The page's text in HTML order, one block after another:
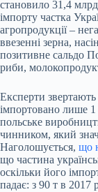
становило 31,4
імпорту частка
агропродукції –
ввезенні зерна,
позитивне сальдо
риби,
Експерти
імпортовано лише 1
польське
чинником, який
Наголошується, що
що частина
оскільки його
падає: з 90 т в 2017